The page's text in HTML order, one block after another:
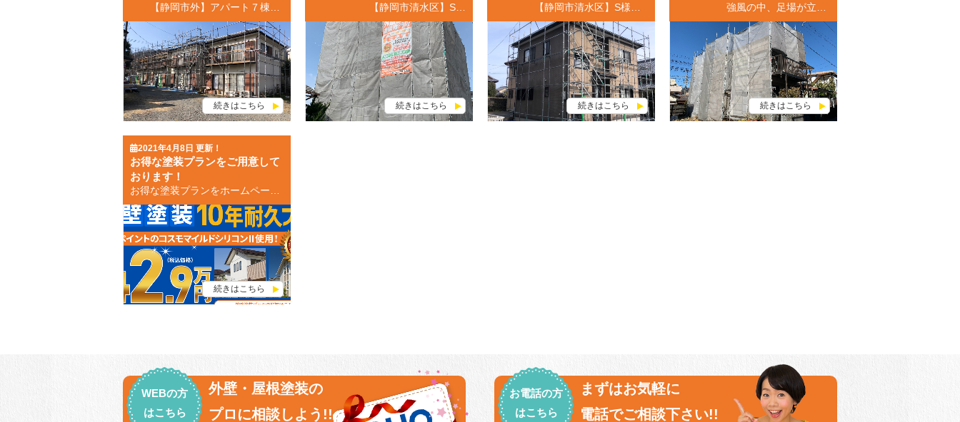
続きはこちら 続きはこちら 続きはこちら 続きはこちら
2021年4月8日 更新！
お得な塗装プランをご用意して
おります！
続きはこちら
お電話の方
はこちら
まずはお気軽に
電話でご相談下さい!!
WEBの方
はこちら
外壁・屋根塗装の
プロに相談しよう!!